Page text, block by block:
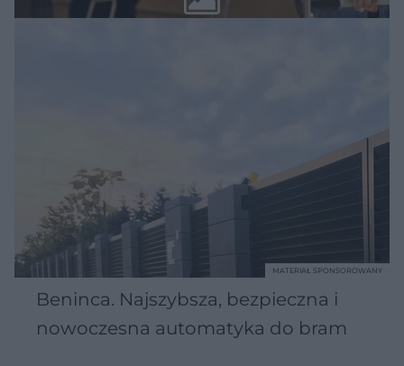
Beninca. Najszybsza, bezpieczna i
nowoczesna automatyka do bram
MATERIAŁ SPONSOROWANY